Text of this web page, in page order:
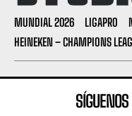
MUNDIAL 2026 LIGAPRO
HEINEKEN – CHAMPIONS